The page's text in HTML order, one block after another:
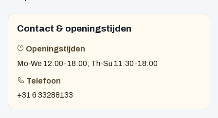
Contact & openingstijden
Openingstijden
Mo-We 12:00-18:00; Th-Su 11:30-18:00
Telefoon
+31 6 33288133